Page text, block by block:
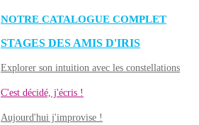
NOTRE CATALOGUE COMPLET
STAGES DES AMIS D'IRIS
Explorer son intuition avec les constellations
C'est décidé, j'écris !
Aujourd'hui j'improvise !